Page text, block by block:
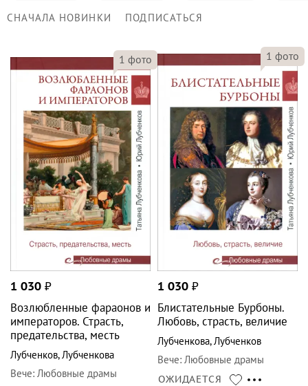
СНАЧАЛА НОВИНКИ ПОДПИСАТЬСЯ
1 фото
1 030 ₽
Возлюбленные фараонов и
императоров. Страсть,
предательства, месть
Лубченков,Лубченкова
Вече: Любовные драмы
1 фото
1 030 ₽
Блистательные Бурбоны.
Любовь, страсть, величие
Лубченкова,Лубченков
Вече: Любовные драмы
ОЖИДАЕТСЯ